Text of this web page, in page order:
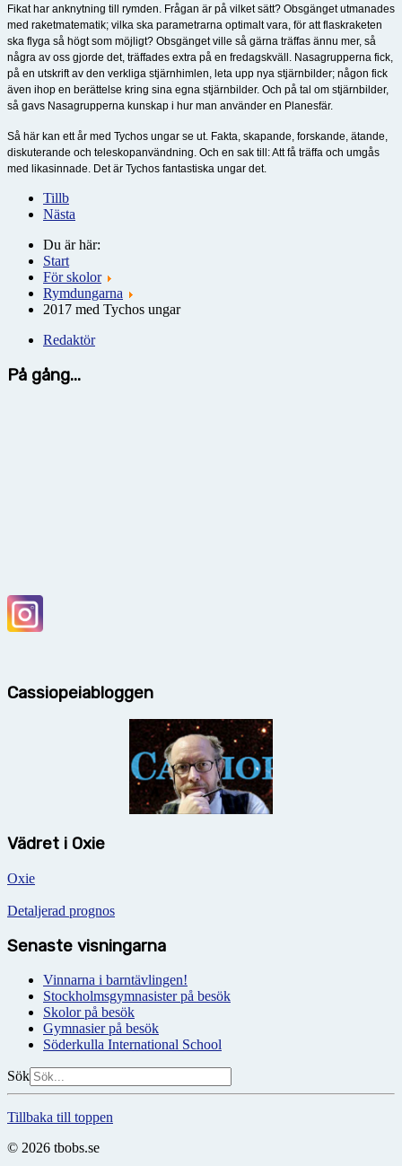
Fikat har anknytning till rymden. Frågan är på vilket sätt? Obsgänget utmanades
med raketmatematik; vilka ska parametrarna optimalt vara, för att flaskraketen
ska flyga så högt som möjligt? Obsgänget ville så gärna träffas ännu mer, så
några av oss gjorde det, träffades extra på en fredagskväll. Nasagrupperna fick,
på en utskrift av den verkliga stjärnhimlen, leta upp nya stjärnbilder; någon fick
även ihop en berättelse kring sina egna stjärnbilder. Och på tal om stjärnbilder,
så gavs Nasagrupperna kunskap i hur man använder en Planesfär.
Så här kan ett år med Tychos ungar se ut. Fakta, skapande, forskande, ätande,
diskuterande och teleskopanvändning. Och en sak till: Att få träffa och umgås
med likasinnade. Det är Tychos fantastiska ungar det.
Tillb
Nästa
Du är här:
Start
För skolor
Rymdungarna
2017 med Tychos ungar
Redaktör
På gång...
Cassiopeiabloggen
Vädret i Oxie
Oxie
Detaljerad prognos
Senaste visningarna
Vinnarna i barntävlingen!
Stockholmsgymnasister på besök
Skolor på besök
Gymnasier på besök
Söderkulla International School
Sök
Tillbaka till toppen
© 2026 tbobs.se